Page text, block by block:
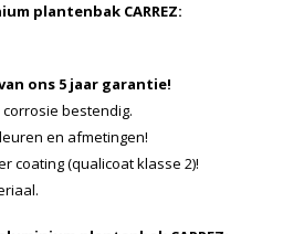
plantenbak CARREZ:
ons 5 jaar garantie!
bestendig.
en afmetingen!
coating (qualicoat klasse 2)!